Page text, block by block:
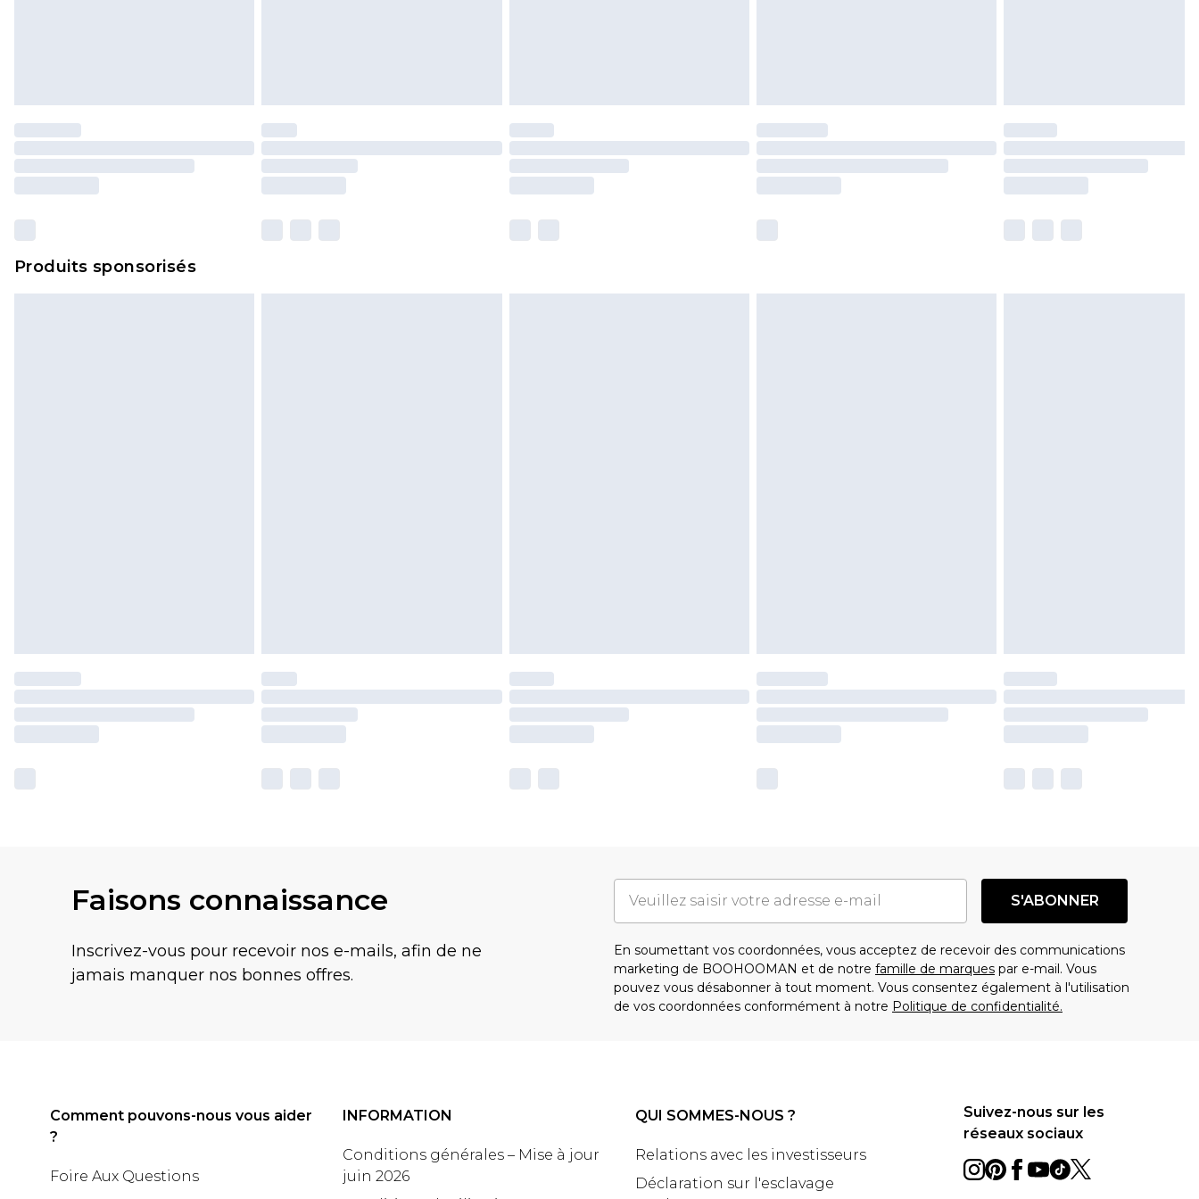
Produits sponsorisés
Faisons connaissance
Inscrivez-vous pour recevoir nos e-mails, afin de ne
jamais manquer nos bonnes offres.
S'ABONNER
En soumettant vos coordonnées, vous acceptez de recevoir des communications
marketing de BOOHOOMAN et de notre famille de marques par e-mail. Vous
pouvez vous désabonner à tout moment. Vous consentez également à l'utilisation
de vos coordonnées conformément à notre Politique de confidentialité.
Comment pouvons-nous vous aider
?
Foire Aux Questions
INFORMATION
Conditions générales – Mise à jour
juin 2026
QUI SOMMES-NOUS ?
Relations avec les investisseurs
Déclaration sur l'esclavage
Suivez-nous sur les
réseaux sociaux